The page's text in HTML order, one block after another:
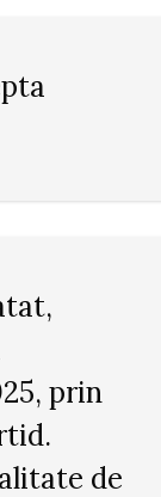
prin
de